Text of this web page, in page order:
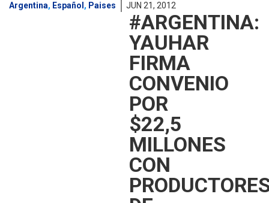
Argentina, Español , Paises JUN 21, 2012
#ARGENTINA:
YAUHAR
FIRMA
CONVENIO
POR
$22,5
MILLONES
CON